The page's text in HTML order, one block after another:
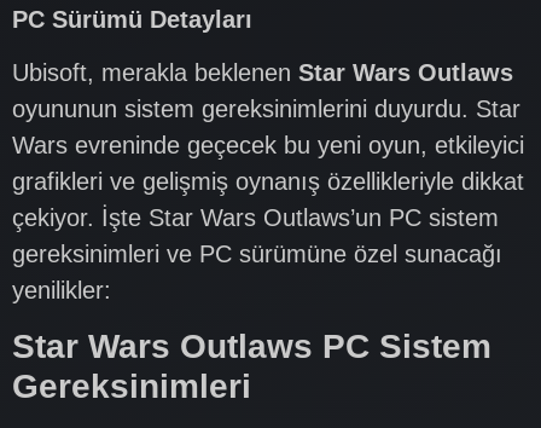
PC Sürümü Detayları
Ubisoft, merakla beklenen Star Wars Outlaws
oyununun sistem gereksinimlerini duyurdu. Star
Wars evreninde geçecek bu yeni oyun, etkileyici
grafikleri ve gelişmiş oynanış özellikleriyle dikkat
çekiyor. İşte Star Wars Outlaws’un PC sistem
gereksinimleri ve PC sürümüne özel sunacağı
yenilikler:
Star Wars Outlaws PC Sistem
Gereksinimleri